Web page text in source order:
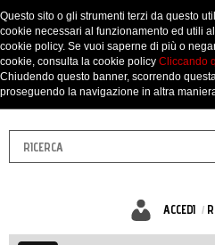
ACCEDI
Questo sito o gli strumenti terzi da questo
cookie necessari al funzionamento ed utili
cookie policy. Se vuoi saperne di più o
cookie, consulta la cookie policy Cliccando
Chiudendo questo banner, scorrendo
proseguendo la navigazione in altra